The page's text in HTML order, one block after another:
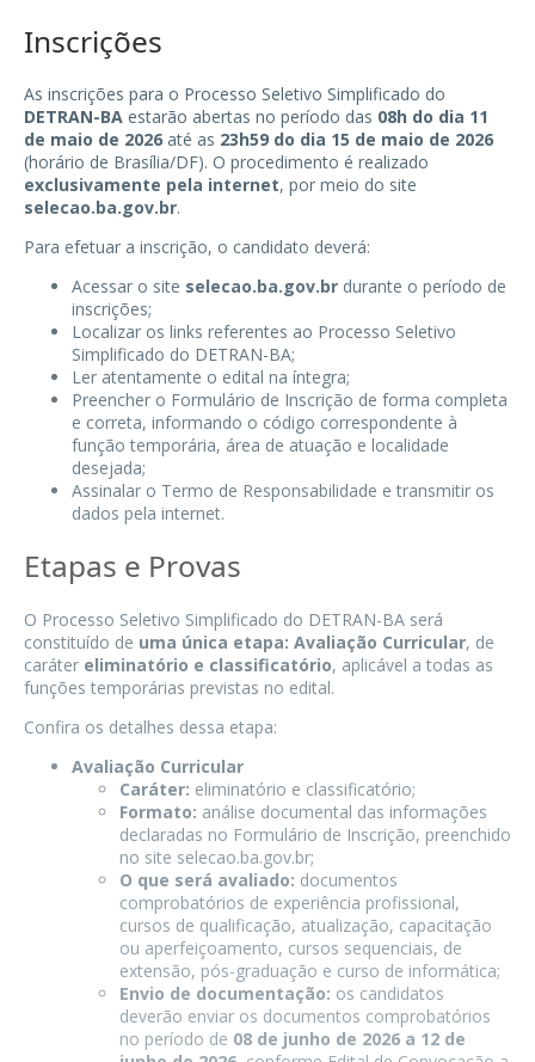
Inscrições
As inscrições para o Processo Seletivo Simplificado do
DETRAN-BA estarão abertas no período das 08h do dia 11
de maio de 2026 até as 23h59 do dia 15 de maio de 2026
(horário de Brasília/DF). O procedimento é realizado
exclusivamente pela internet, por meio do site
selecao.ba.gov.br.
Para efetuar a inscrição, o candidato deverá:
Acessar o site selecao.ba.gov.br durante o período de
inscrições;
Localizar os links referentes ao Processo Seletivo
Simplificado do DETRAN-BA;
Ler atentamente o edital na íntegra;
Preencher o Formulário de Inscrição de forma completa
e correta, informando o código correspondente à
função temporária, área de atuação e localidade
desejada;
Assinalar o Termo de Responsabilidade e transmitir os
dados pela internet.
Etapas e Provas
O Processo Seletivo Simplificado do DETRAN-BA será
constituído de uma única etapa: Avaliação Curricular, de
caráter eliminatório e classificatório, aplicável a todas as
funções temporárias previstas no edital.
Confira os detalhes dessa etapa:
Avaliação Curricular
Caráter: eliminatório e classificatório;
Formato: análise documental das informações
declaradas no Formulário de Inscrição, preenchido
no site selecao.ba.gov.br;
O que será avaliado: documentos
comprobatórios de experiência profissional,
cursos de qualificação, atualização, capacitação
ou aperfeiçoamento, cursos sequenciais, de
extensão, pós-graduação e curso de informática;
Envio de documentação: os candidatos
deverão enviar os documentos comprobatórios
no período de 08 de junho de 2026 a 12 de